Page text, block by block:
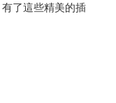
了這些精美的插